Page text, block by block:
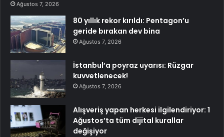
Ağustos 7, 2026
80 yıllık rekor kırıldı: Pentagon’u
geride bırakan dev bina
Ağustos 7, 2026
İstanbul’a poyraz uyarısı: Rüzgar
kuvvetlenecek!
Ağustos 7, 2026
Alışveriş yapan herkesi ilgilendiriyor: 1
Ağustos’ta tüm dijital kurallar
değişiyor